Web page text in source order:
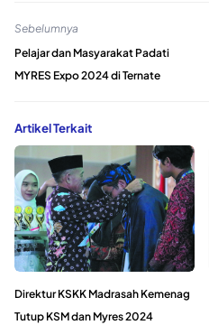
Sebelumnya
Pelajar dan Masyarakat Padati
MYRES Expo 2024 di Ternate
Artikel Terkait
Direktur KSKK Madrasah Kemenag
Tutup KSM dan Myres 2024